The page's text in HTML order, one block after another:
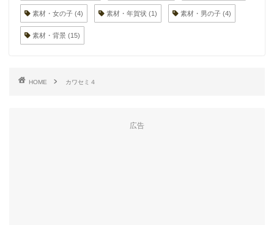
素材・女の子 (4) 素材・年賀状 (1) 素材・男の子 (4)
素材・背景 (15)
HOME カワセミ４
広告